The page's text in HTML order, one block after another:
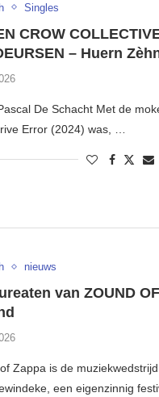
Singles
CROW
– Huern
De Schacht Met de
Error (2024) was, …
nieuws
van ZOUND
Zappa is de
een eigenzinnig